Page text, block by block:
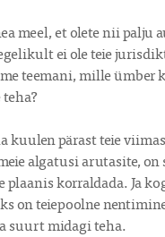
meel, et olete nii palju
ei ole teie
teemani, mille ümber
kuulen pärast teie
algatusi arutasite, on
plaanis korraldada. Ja
on teiepoolne
suurt midagi teha.